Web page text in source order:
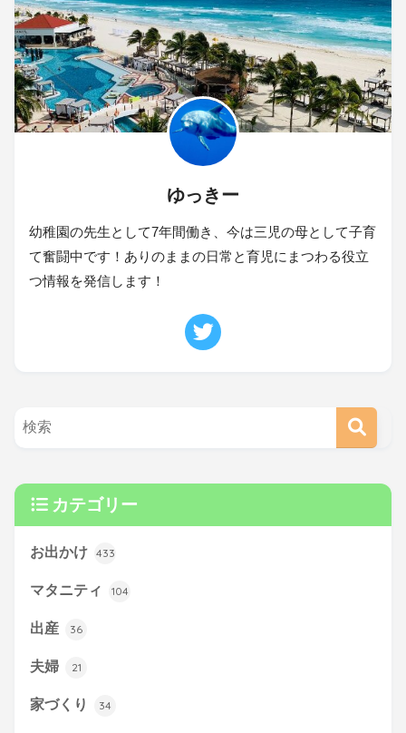
ゆっきー
幼稚園の先生として7年間働き、今は三児の母として子育
て奮闘中です！ありのままの日常と育児にまつわる役立
つ情報を発信します！
カテゴリー
お出かけ 433
マタニティ 104
出産 36
夫婦 21
家づくり 34